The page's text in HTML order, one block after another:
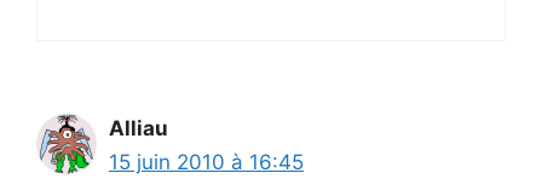
Alliau
15 juin 2010 à 16:45